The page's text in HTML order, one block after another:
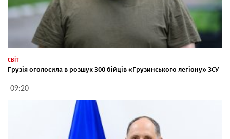
світ
Грузія оголосила в розшук 300 бійців «Грузинського легіону» ЗСУ
09:20